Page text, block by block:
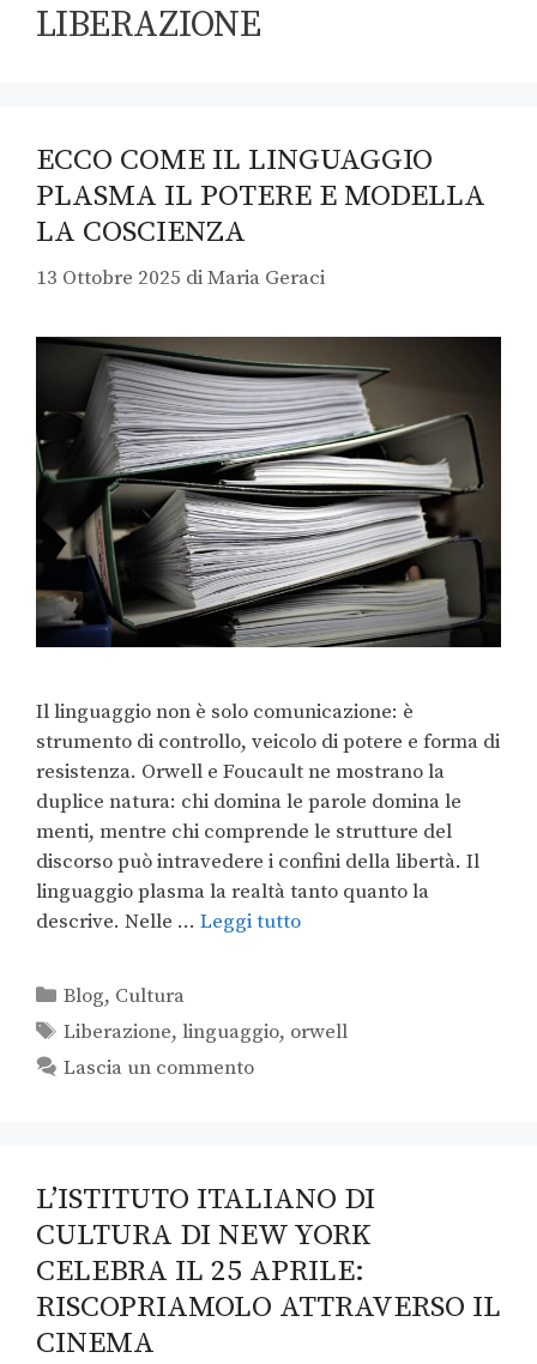
LIBERAZIONE
ECCO COME IL LINGUAGGIO
PLASMA IL POTERE E MODELLA
LA COSCIENZA
13 Ottobre 2025 diMaria Geraci
Il linguaggio non è solo comunicazione: è
strumento di controllo, veicolo di potere e forma di
resistenza. Orwell e Foucault ne mostrano la
duplice natura: chi domina le parole domina le
menti, mentre chi comprende le strutture del
discorso può intravedere i confini della libertà. Il
linguaggio plasma la realtà tanto quanto la
descrive. Nelle … Leggi tutto
Blog, Cultura
Liberazione,linguaggio, orwell
Lascia un commento
L’ISTITUTO ITALIANO DI
CULTURA DI NEW YORK
CELEBRA IL 25 APRILE:
RISCOPRIAMOLO ATTRAVERSO IL
CINEMA